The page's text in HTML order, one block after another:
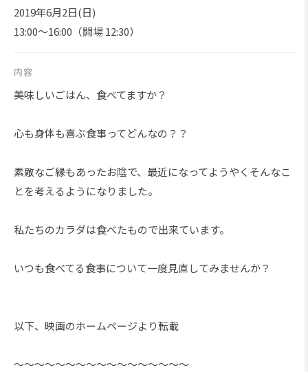
2019年6月2日(日)
13:00～16:00（開場 12:30）
内容
美味しいごはん、食べてますか？
心も身体も喜ぶ食事ってどんなの？？
素敵なご縁もあったお陰で、最近になってようやくそんなこ
とを考えるようになりました。
私たちのカラダは食べたもので出来ています。
いつも食べてる食事について一度見直してみませんか？
以下、映画のホームページより転載
～～～～～～～～～～～～～～～～～